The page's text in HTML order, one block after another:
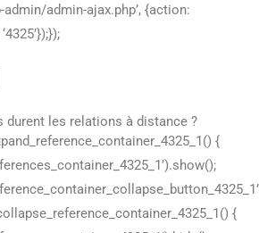
admin-ajax.php’, {action:
durent les relations à distance ?
{
{